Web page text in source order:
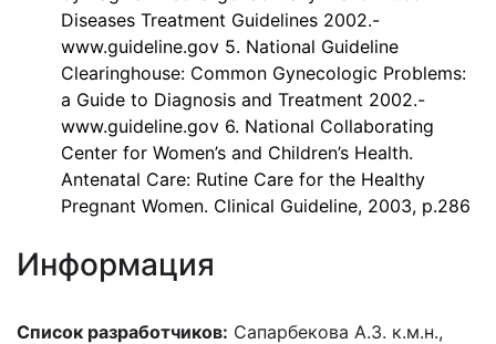
Diseases Treatment Guidelines 2002.-
www.guideline.gov 5. National Guideline
Clearinghouse: Common Gynecologic Problems:
a Guide to Diagnosis and Treatment 2002.-
www.guideline.gov 6. National Collaborating
Center for Women’s and Children’s Health.
Antenatal Care: Rutine Care for the Healthy
Pregnant Women. Clinical Guideline, 2003, p.286
Информация
Список разработчиков: Сапарбекова А.З. к.м.н.,